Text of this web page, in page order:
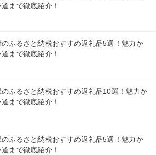
まで徹底紹介！
のふるさと納税おすすめ返礼品5選！魅力か
まで徹底紹介！
ふるさと納税おすすめ返礼品10選！魅力か
まで徹底紹介！
ふるさと納税おすすめ返礼品5選！魅力か
まで徹底紹介！